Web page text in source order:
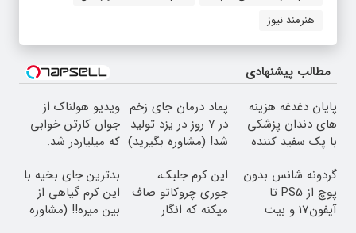
هنرمند نیوز
مطالب پیشنهادی
پایان دغدغه هزینه
های دندان پزشکی
با پک سفید کننده
پماد درمان جای زخم
در ۷ روز در یزد تولید
شد! (مشاوره بگیرید)
ویدیو هولناک از
جوان کارتن خوابی
که میلیاردر شد.
گردونه شانس بدون
پوچ از PS5 تا
آیفون17 و بیت
این کرم جلبک،
جوری چروکاتو صاف
میکنه که انگار
بدترین جای بخیه با
این کرم گیاهی از
بین میره‼️ (مشاوره